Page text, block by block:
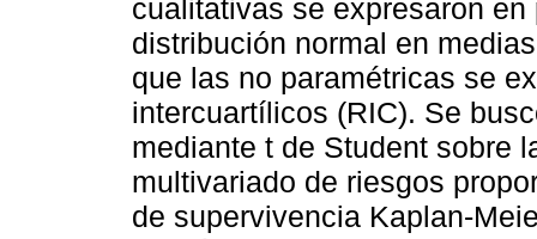
cualitativas se expresaron
distribución normal en
que las no paramétricas se
intercuartílicos (RIC). Se
mediante t de Student sobre
multivariado de riesgos
de supervivencia Kaplan-